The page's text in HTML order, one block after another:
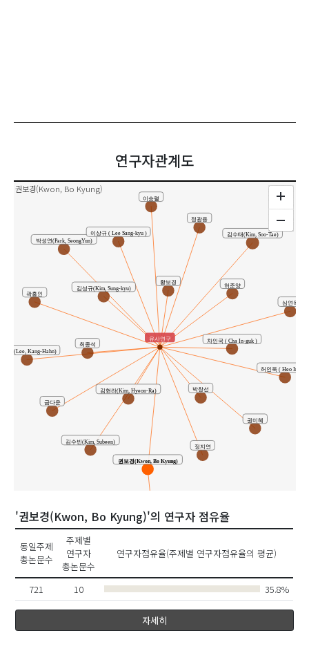
연구자관계도
권보경(Kwon, Bo Kyung)
곽홍인
권미혜
금다운
김성규(Kim, Sung-kyu)
김수빈(Kim, Subeen)
김수태(Kim, Soo-Tae)
김현라(Kim, Hyeon-Ra)
박성연(Park, SeongYun)
박창선
심연옥
강한(Lee, Kang-Hahn)
이상규 ( Lee Sang-kyu )
이승렬
정광용
정지연
차인국 ( Cha In-guk )
최종석
허인욱 ( Heo In-uk )
허준양
황보경
권보경(Kwon, Bo Kyung)
유사연구
'권보경(Kwon, Bo Kyung)'의 연구자 점유율
동일주제
총논문수
주제별
연구자
총논문수
연구자점유율(주제별 연구자점유율의 평균)
721 10 35.8%
자세히